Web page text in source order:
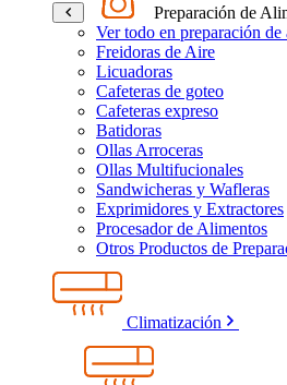
Preparación de
Ver todo en preparación de
Freidoras de Aire
Licuadoras
Cafeteras de goteo
Cafeteras expreso
Batidoras
Ollas Arroceras
Ollas Multifucionales
Sandwicheras y Wafleras
Exprimidores y Extractores
Procesador de Alimentos
Otros Productos de
Climatización